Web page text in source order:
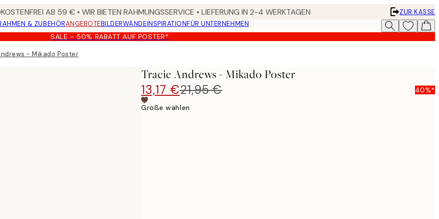
AB 59 € • WIR BIETEN RAHMUNGSSERVICE • LIEFERUNG IN 2-4 WERKTAGEN
ZUR KASSE
& ZUBEHÖRANGEBOTEBILDERWÄNDEINSPIRATIONFÜR UNTERNEHMEN
SALE - 50% RABATT AUF POSTER*
- Mikado Poster
Tracie Andrews - Mikado Poster
13,17 €21,95 € 40%*
Größe wählen